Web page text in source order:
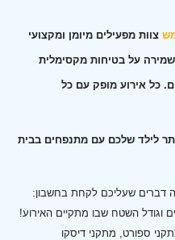
צוות מפעילים מיומן ומקצועי
על בטיחות מקסימלית
כל אירוע מופק עם כל
לילד שלכם עם מתנפחים בבית
דברים שעליכם לקחת בחשבון:
וגודל השטח שבו מתקיים האירוע!
ספורט, מתקני דיסקו